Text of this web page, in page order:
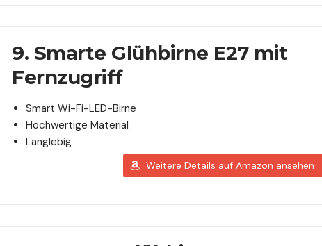
9. Smarte Glühbirne E27 mit
Fernzugriff
Smart Wi-Fi-LED-Birne
Hochwertige Material
Langlebig
Weitere Details auf Amazon ansehen